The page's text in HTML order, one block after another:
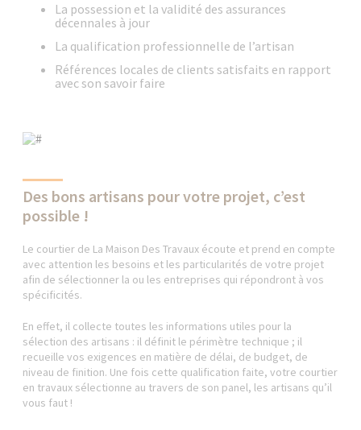
La possession et la validité des assurances
décennales à jour
La qualification professionnelle de l’artisan
Références locales de clients satisfaits en rapport
avec son savoir faire
Des bons artisans pour votre projet, c’est
possible !
Le courtier de La Maison Des Travaux écoute et prend en compte
avec attention les besoins et les particularités de votre projet
afin de sélectionner la ou les entreprises qui répondront à vos
spécificités.
En effet, il collecte toutes les informations utiles pour la
sélection des artisans : il définit le périmètre technique ; il
recueille vos exigences en matière de délai, de budget, de
niveau de finition. Une fois cette qualification faite, votre courtier
en travaux sélectionne au travers de son panel, les artisans qu’il
vous faut !